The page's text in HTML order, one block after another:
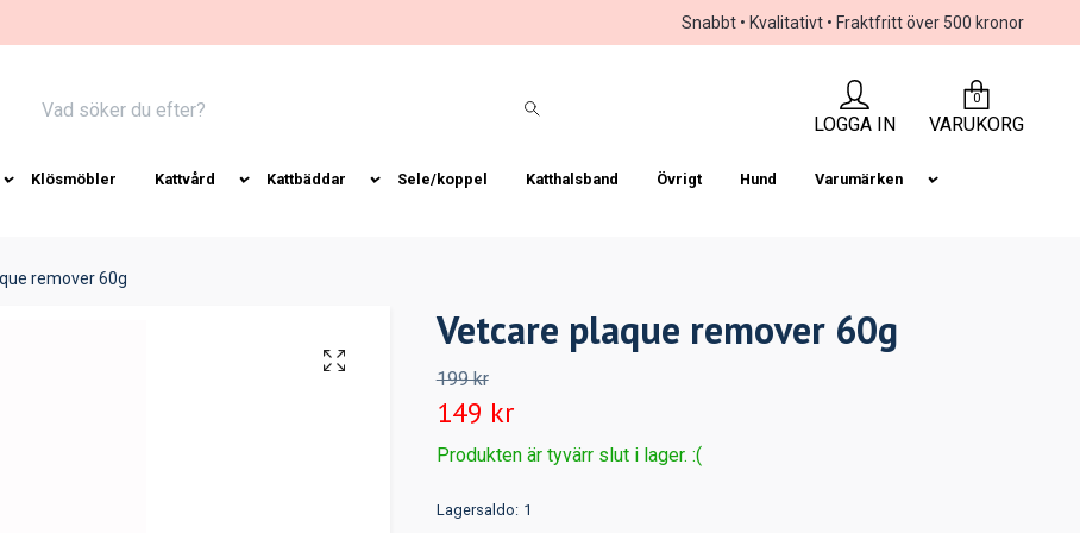
Snabbt • Kvalitativt • Fraktfritt över 500 kronor
LOGGA IN
0
VARUKORG
Klösmöbler Kattvård Kattbäddar Sele/koppel Katthalsband Övrigt Hund Varumärken
remover 60g
Vetcare plaque remover 60g
199 kr
149 kr
Produkten är tyvärr slut i lager. :(
Lagersaldo: 1